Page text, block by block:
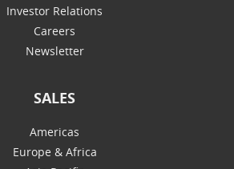
Investor Relations
Careers
Newsletter
SALES
Americas
Europe & Africa